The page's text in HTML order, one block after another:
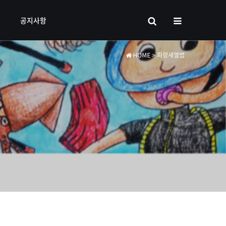
공지사항
HOME> 파랑새앨범